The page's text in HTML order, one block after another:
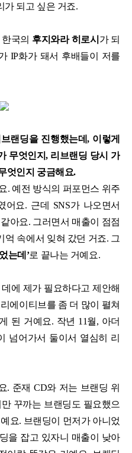
가 되고 싶은 거죠.
국의 후지와라 히로시 가 되
IP화가 돼서 후배들이 저를
랜딩을 진행했는데, 이렇게
무엇인지, 리브랜딩 당시 가
엇인지 궁금해요.
. 예전 방식의 퍼포먼스 위주
어요. 근데 SNS가 나오면서
아요. 그러면서 매출이 점점
속에서 잊혀 갔던 거죠. 그
는데’로 끝나는 거예요.
에 제가 필요하다고 제안해
에이티브를 좀 더 많이 펼쳐
된 거예요. 작년 11월, 아더
넘어가서 둘이서 열심히 리
. 준재 CD와 저는 브랜딩 위
꾸까는 브랜딩도 필요했으
요. 브랜딩이 먼저가 아니었
을 잡고 있자니 매출이 낮아